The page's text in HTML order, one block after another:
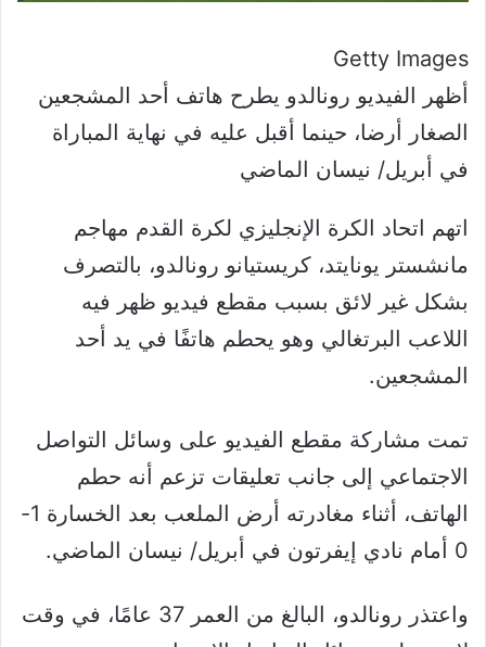
Getty Images
أظهر الفيديو رونالدو يطرح هاتف أحد المشجعين
الصغار أرضا، حينما أقبل عليه في نهاية المباراة
في أبريل/ نيسان الماضي
اتهم اتحاد الكرة الإنجليزي لكرة القدم مهاجم
مانشستر يونايتد، كريستيانو رونالدو، بالتصرف
بشكل غير لائق بسبب مقطع فيديو ظهر فيه
اللاعب البرتغالي وهو يحطم هاتفًا في يد أحد
المشجعين.
تمت مشاركة مقطع الفيديو على وسائل التواصل
الاجتماعي إلى جانب تعليقات تزعم أنه حطم
الهاتف، أثناء مغادرته أرض الملعب بعد الخسارة 1-
0 أمام نادي إيفرتون في أبريل/ نيسان الماضي.
واعتذر رونالدو، البالغ من العمر 37 عامًا، في وقت